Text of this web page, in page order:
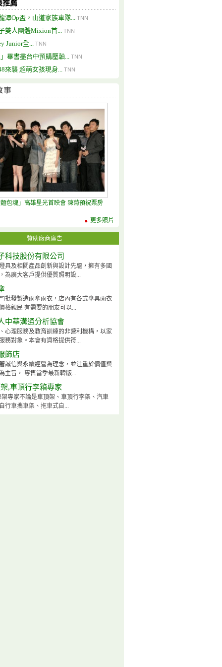
推薦
潭Op盃，山道家族車隊... TNN
雙人團體Mixion首... TNN
Junior全... TNN
畢書盡台中預購壓軸... TNN
來襲 超萌女孩現身... TNN
包魂」高雄星光首映會 陳菊預祝票房
更多照片
贊助廠商廣告
科技股份有限公司
具及相關產品創新與設計先驅，擁有多國
為廣大客戶提供優質照明設...
批發製造雨傘雨衣，店內有各式傘具雨衣
格親民 有需要的朋友可以...
中華溝通分析協會
心理服務及教育訓練的非營利機構，以家
務對象。本會有資格提供符...
飾店
誠信與永續經營為理念，並注重於價值與
主旨， 專售當季最新韓版...
,車頂行李箱專家
架專家不論是車頂架、車頂行李架、汽車
行車攜車架、拖車式自...